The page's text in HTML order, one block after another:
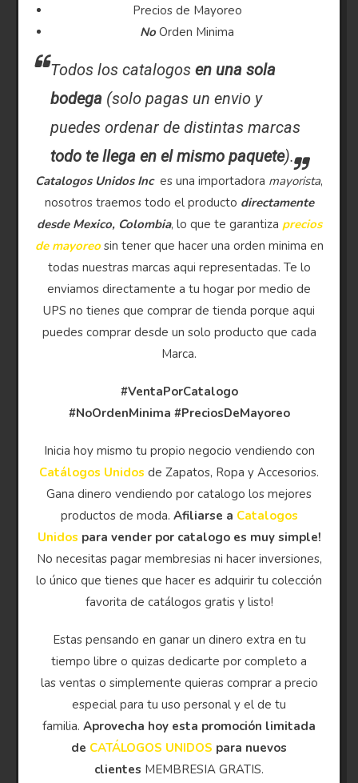
Precios de Mayoreo
No Orden Minima
Todos los catalogosen una sola
bodega (solo pagas un envio y
puedes ordenar de distintas marcas
todo te llega en el mismo paquete).
Catalogos Unidos Inc es una importadora mayorista,
nosotros traemos todo el producto directamente
desde Mexico, Colombia, lo que te garantiza precios
de mayoreosin tener que hacer una orden minima en
todas nuestras marcas aqui representadas. Te lo
enviamos directamente a tu hogar por medio de
UPS no tienes que comprar de tienda porque aqui
puedes comprar desde un solo producto que cada
Marca.
#VentaPorCatalogo
#NoOrdenMinima #PreciosDeMayoreo
Inicia hoy mismo tu propio negocio vendiendo con
Catálogos Unidos de Zapatos, Ropa y Accesorios.
Gana dinero vendiendo por catalogo los mejores
productos de moda. Afiliarse a Catalogos
Unidos para vender por catalogo es muy simple!
No necesitas pagar membresias ni hacer inversiones,
lo único que tienes que hacer es adquirir tu colección
favorita de catálogos gratis y listo!
Estas pensando en ganar un dinero extra en tu
tiempo libre o quizas dedicarte por completo a
las ventas o simplemente quieras comprar a precio
especial para tu uso personal y el de tu
familia.Aprovecha hoy esta promoción limitada
de CATÁLOGOS UNIDOS para nuevos
clientes MEMBRESIA GRATIS.